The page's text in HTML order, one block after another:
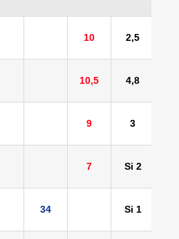
10 2,5
10,5 4,8
9 3
7 Si 2
34 Si 1